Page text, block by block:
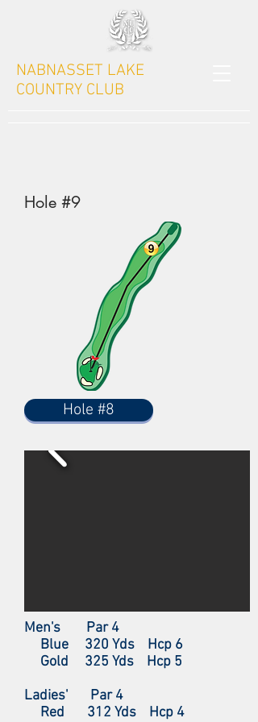
NABNASSET LAKE
COUNTRY CLUB
Hole #9
Hole #8
Men's Par 4
Blue 320 Yds Hcp 6
Gold 325 Yds Hcp 5
Ladies' Par 4
Red 312 Yds Hcp 4